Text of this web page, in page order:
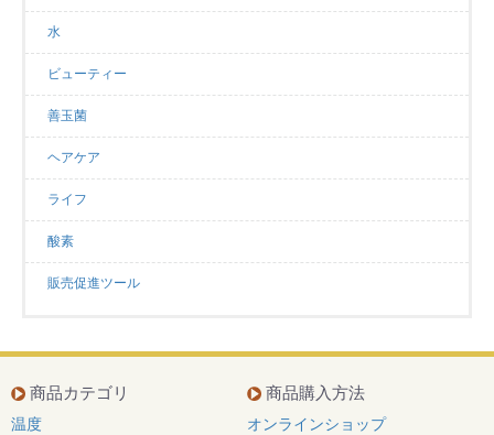
水
ビューティー
善玉菌
ヘアケア
ライフ
酸素
販売促進ツール
商品カテゴリ
温度
商品購入方法
オンラインショップ